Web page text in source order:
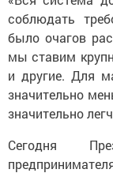
соблюдать
было очагов
мы ставим
и другие. Для
значительно
значительно
Сегодня